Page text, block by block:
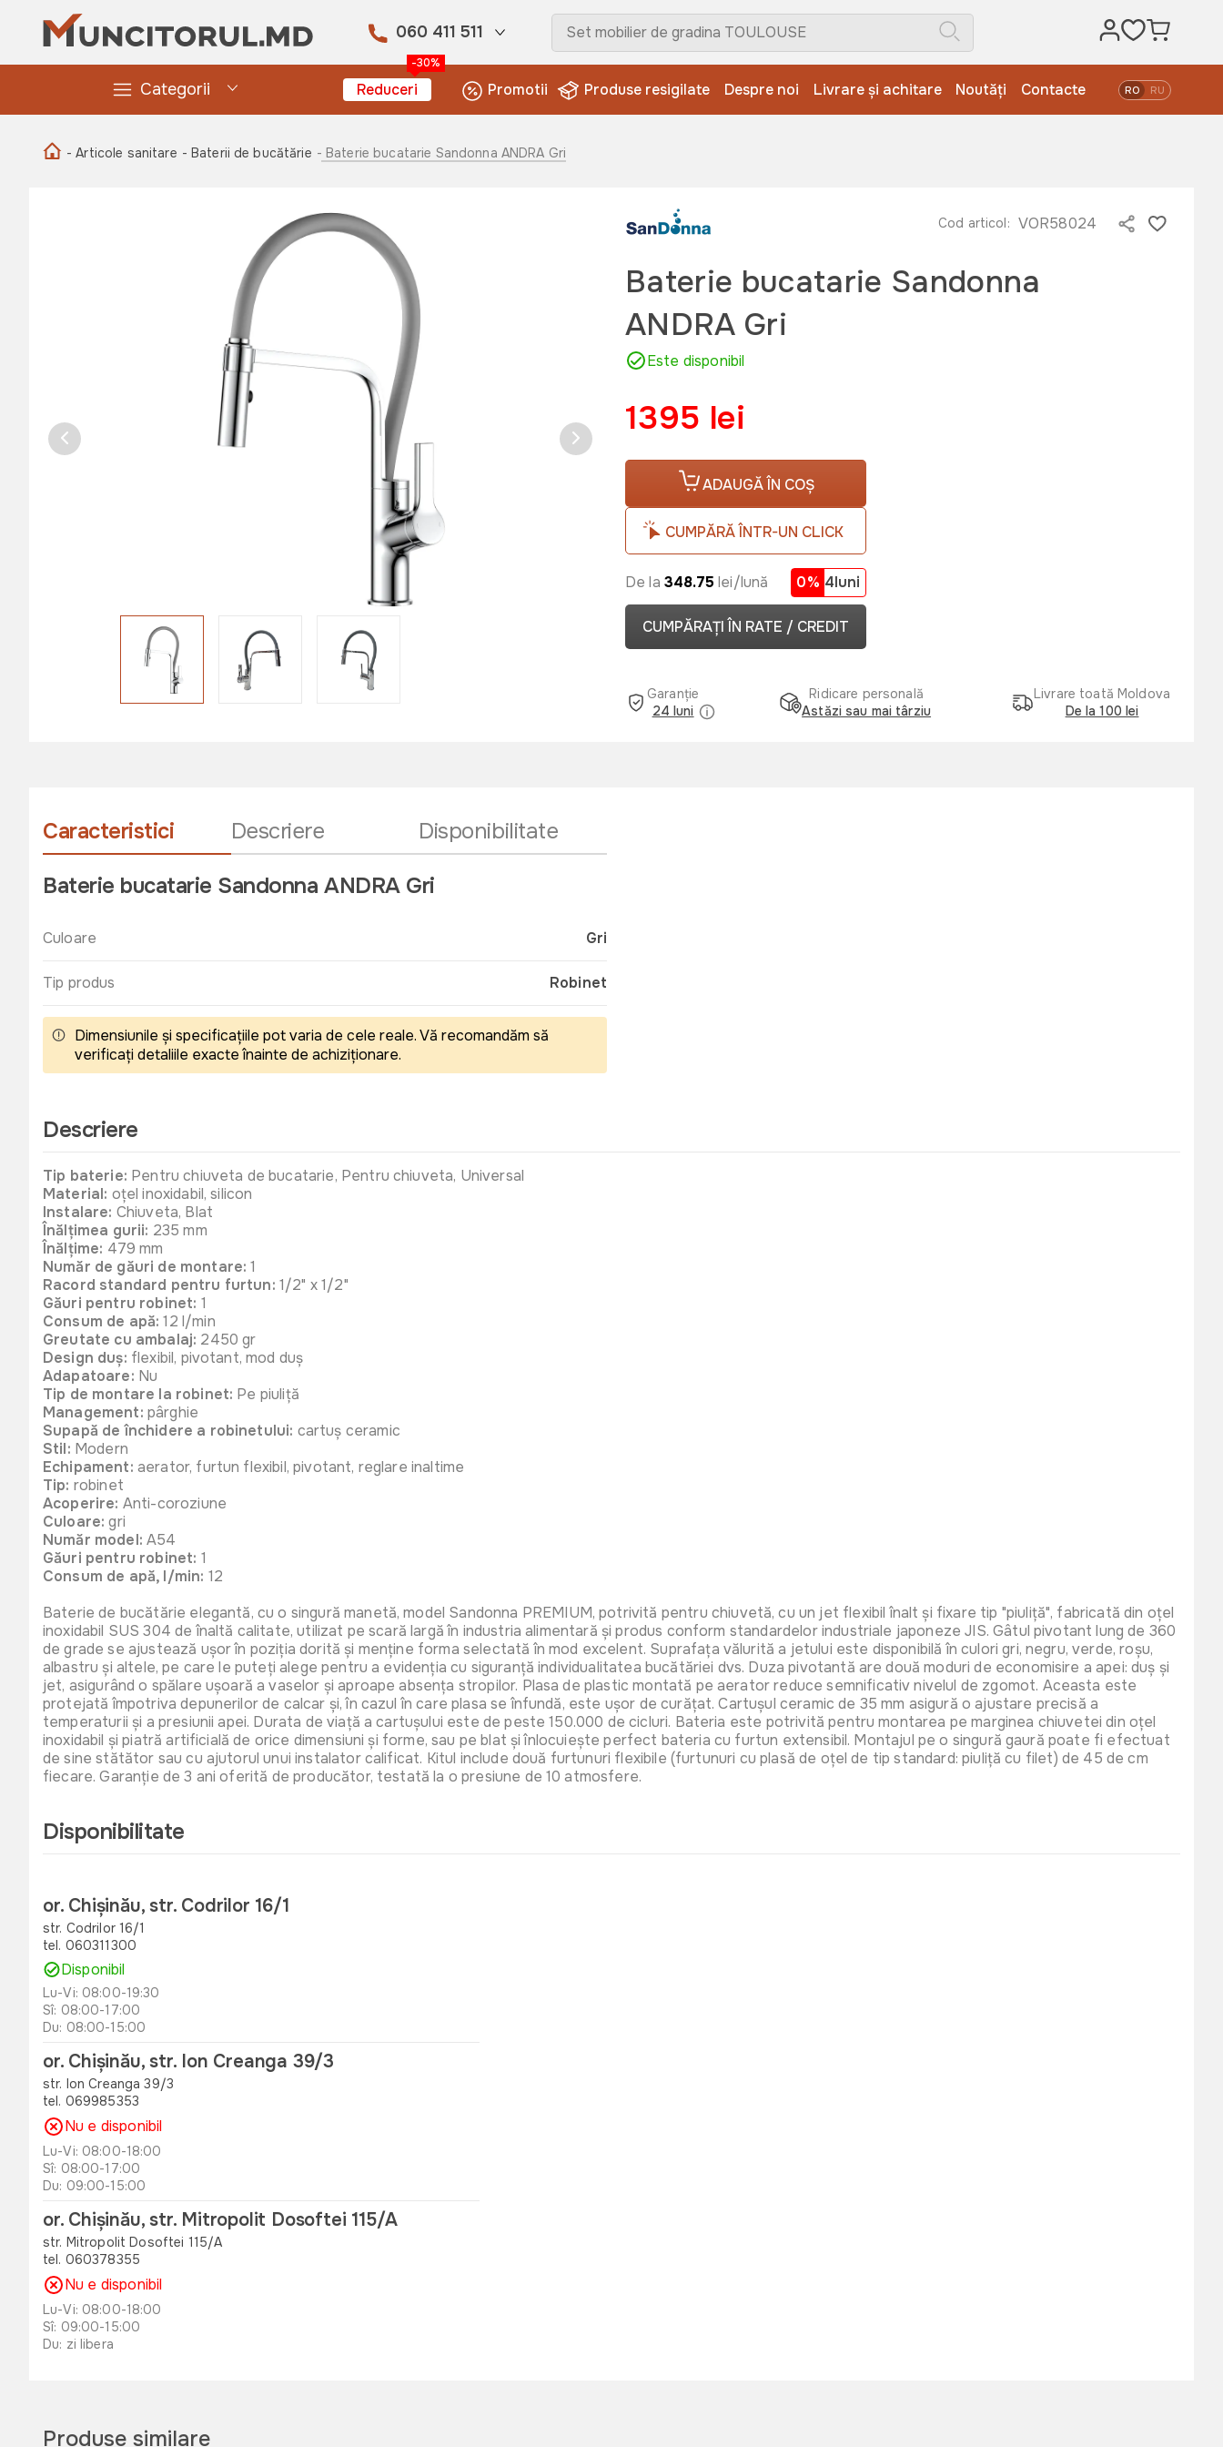
060 411 511
Categorii
-30%
Reduceri Promotii Produse resigilate Despre noi Livrare și achitare Noutăți Contacte RO RU
- Articole sanitare - Baterii de bucătărie - Baterie bucatarie Sandonna ANDRA Gri
Cod articol: VOR58024
Baterie bucatarie Sandonna
ANDRA Gri
Este disponibil
1395 lei
ADAUGĂ ÎN COȘ
CUMPĂRĂ ÎNTR-UN CLICK
De la 348.75 lei/lună 0% 4luni
CUMPĂRAȚI ÎN RATE / CREDIT
Garanție
24 luni
Ridicare personală
Astăzi sau mai târziu
Livrare toată Moldova
De la 100 lei
Caracteristici Descriere
Disponibilitate
Baterie bucatarie Sandonna ANDRA Gri
Culoare Gri
Tip produs Robinet
Dimensiunile și specificațiile pot varia de cele reale. Vă recomandăm să
verificați detaliile exacte înainte de achiziționare.
Descriere
Tip baterie: Pentru chiuveta de bucatarie, Pentru chiuveta, Universal
Material: oțel inoxidabil, silicon
Instalare: Chiuveta, Blat
Înălțimea gurii: 235 mm
Înălțime: 479 mm
Număr de găuri de montare: 1
Racord standard pentru furtun: 1/2" x 1/2"
Găuri pentru robinet: 1
Consum de apă: 12 l/min
Greutate cu ambalaj: 2450 gr
Design duș: flexibil, pivotant, mod duș
Adapatoare: Nu
Tip de montare la robinet: Pe piuliță
Management: pârghie
Supapă de închidere a robinetului: cartuş ceramic
Stil: Modern
Echipament: aerator, furtun flexibil, pivotant, reglare inaltime
Tip: robinet
Acoperire: Anti-coroziune
Culoare:gri
Număr model: A54
Găuri pentru robinet: 1
Consum de apă, l/min: 12
Baterie de bucătărie elegantă, cu o singură manetă, model Sandonna PREMIUM, potrivită pentru chiuvetă, cu un jet flexibil înalt și fixare tip "piuliță", fabricată din oțel
inoxidabil SUS 304 de înaltă calitate, utilizat pe scară largă în industria alimentară și produs conform standardelor industriale japoneze JIS. Gâtul pivotant lung de 360
de grade se ajustează ușor în poziția dorită și menține forma selectată în mod excelent. Suprafața vălurită a jetului este disponibilă în culori gri, negru, verde, roșu,
albastru și altele, pe care le puteți alege pentru a evidenția cu siguranță individualitatea bucătăriei dvs. Duza pivotantă are două moduri de economisire a apei: duș și
jet, asigurând o spălare ușoară a vaselor și aproape absența stropilor. Plasa de plastic montată pe aerator reduce semnificativ nivelul de zgomot. Aceasta este
protejată împotriva depunerilor de calcar și, în cazul în care plasa se înfundă, este ușor de curățat. Cartușul ceramic de 35 mm asigură o ajustare precisă a
temperaturii și a presiunii apei. Durata de viață a cartușului este de peste 150.000 de cicluri. Bateria este potrivită pentru montarea pe marginea chiuvetei din oțel
inoxidabil și piatră artificială de orice dimensiuni și forme, sau pe blat și înlocuiește perfect bateria cu furtun extensibil. Montajul pe o singură gaură poate fi efectuat
de sine stătător sau cu ajutorul unui instalator calificat. Kitul include două furtunuri flexibile (furtunuri cu plasă de oțel de tip standard: piuliță cu filet) de 45 de cm
fiecare. Garanție de 3 ani oferită de producător, testată la o presiune de 10 atmosfere.
Disponibilitate
or. Chișinău, str. Codrilor 16/1
str. Codrilor 16/1
tel. 060311300
Disponibil
Lu-Vi: 08:00-19:30
Sî: 08:00-17:00
Du: 08:00-15:00
or. Chișinău, str. Ion Creanga 39/3
str. Ion Creanga 39/3
tel. 069985353
Nu e disponibil
Lu-Vi: 08:00-18:00
Sî: 08:00-17:00
Du: 09:00-15:00
or. Chișinău, str. Mitropolit Dosoftei 115/A
str. Mitropolit Dosoftei 115/A
tel. 060378355
Nu e disponibil
Lu-Vi: 08:00-18:00
Sî: 09:00-15:00
Du: zi libera
Disponibil
Produse similare